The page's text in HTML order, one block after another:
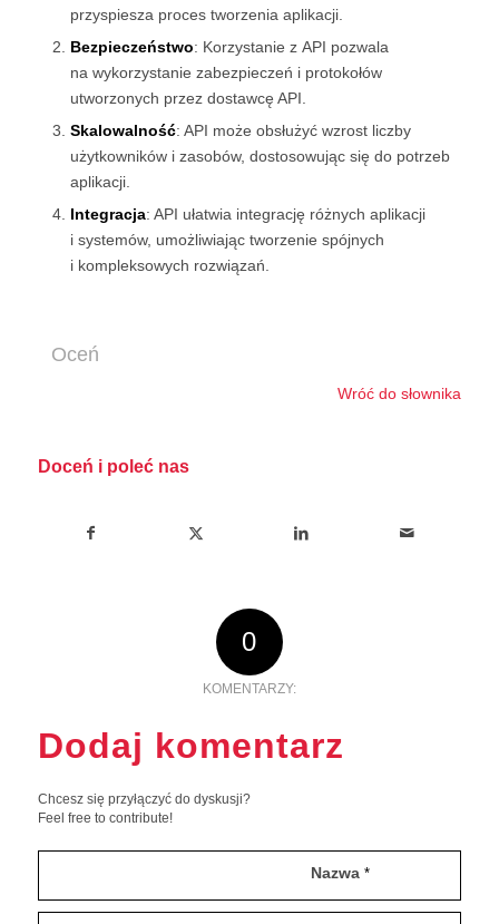
przyspiesza proces tworzenia aplikacji.
Bezpieczeństwo: Korzystanie z API pozwala
na wykorzystanie zabezpieczeń i protokołów
utworzonych przez dostawcę API.
Skalowalność: API może obsłużyć wzrost liczby
użytkowników i zasobów, dostosowując się do potrzeb
aplikacji.
Integracja: API ułatwia integrację różnych aplikacji
i systemów, umożliwiając tworzenie spójnych
i kompleksowych rozwiązań.
Oceń
Wróć do słownika
Doceń i poleć nas
0
KOMENTARZY:
Dodaj komentarz
Chcesz się przyłączyć do dyskusji?
Feel free to contribute!
Nazwa *